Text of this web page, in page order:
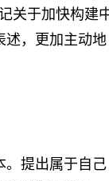
关于加快构建
述，更加主动地
提出属于自己